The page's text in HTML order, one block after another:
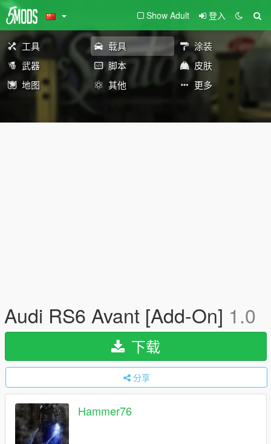
Show Adult 登入
工具 载具
涂装
武器
脚本
皮肤
地图
其他 更多
Audi RS6 Avant [Add-On] 1.0
下载
分享
Hammer76